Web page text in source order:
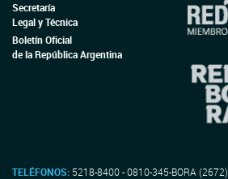
Secretaría
Legal y Técnica
Boletín Oficial
de la República Argentina
TELÉFONOS: 5218-8400 - 0810-345-BORA (2672)